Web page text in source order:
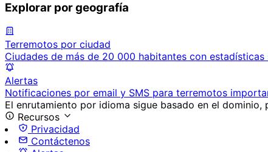
Explorar por geografía
Terremotos por ciudad
Ciudades de más de 20 000 habitantes con estadísticas
Alertas
Notificaciones por email y SMS para terremotos
El enrutamiento por idioma sigue basado en el
Recursos
Privacidad
Contáctenos